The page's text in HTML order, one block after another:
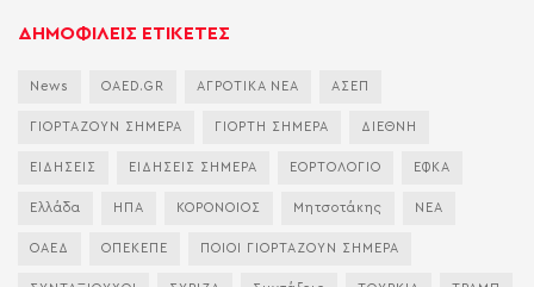
ΔΗΜΟΦΙΛΕΙΣ ΕΤΙΚΕΤΕΣ
News OAED.GR ΑΓΡΟΤΙΚΑ ΝΕΑ ΑΣΕΠ
ΓΙΟΡΤΑΖΟΥΝ ΣΗΜΕΡΑ ΓΙΟΡΤΗ ΣΗΜΕΡΑ ΔΙΕΘΝΗ
ΕΙΔΗΣΕΙΣ ΕΙΔΗΣΕΙΣ ΣΗΜΕΡΑ ΕΟΡΤΟΛΟΓΙΟ ΕΦΚΑ
Ελλάδα ΗΠΑ ΚΟΡΟΝΟΙΟΣ Μητσοτάκης ΝΕΑ
ΟΑΕΔ ΟΠΕΚΕΠΕ ΠΟΙΟΙ ΓΙΟΡΤΑΖΟΥΝ ΣΗΜΕΡΑ